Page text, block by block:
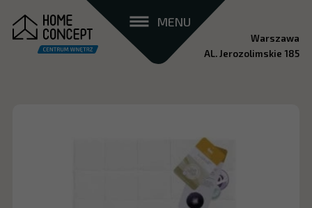
MENU
Warszawa
AL. Jerozolimskie 185